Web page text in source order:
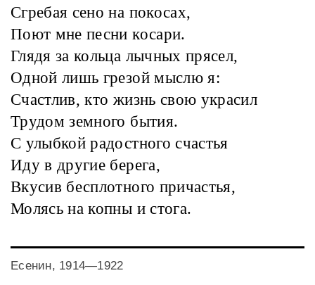
Сгребая сено на покосах,
Поют мне песни косари.
Глядя за кольца лычных прясел,
Одной лишь грезой мыслю я:
Счастлив, кто жизнь свою украсил
Трудом земного бытия.
С улыбкой радостного счастья
Иду в другие берега,
Вкусив бесплотного причастья,
Молясь на копны и стога.
Есенин, 1914—1922